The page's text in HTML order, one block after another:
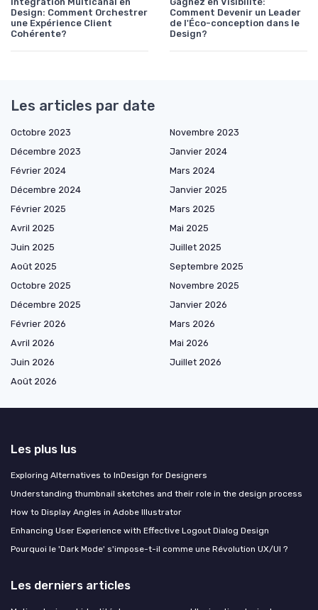
Design: Comment Orchestrer
une Expérience Client
Cohérente?
Comment Devenir un Leader
de l'Éco-conception dans le
Design?
Les articles par date
Octobre 2023
Novembre 2023
Décembre 2023
Janvier 2024
Février 2024
Mars 2024
Décembre 2024
Janvier 2025
Février 2025
Mars 2025
Avril 2025
Mai 2025
Juin 2025
Juillet 2025
Août 2025
Septembre 2025
Octobre 2025
Novembre 2025
Décembre 2025
Janvier 2026
Février 2026
Mars 2026
Avril 2026
Mai 2026
Juin 2026
Juillet 2026
Août 2026
Les plus lus
Exploring Alternatives to InDesign for Designers
Understanding thumbnail sketches and their role in the design process
How to Display Angles in Adobe Illustrator
Enhancing User Experience with Effective Logout Dialog Design
Pourquoi le 'Dark Mode' s'impose-t-il comme une Révolution UX/UI ?
Les derniers articles